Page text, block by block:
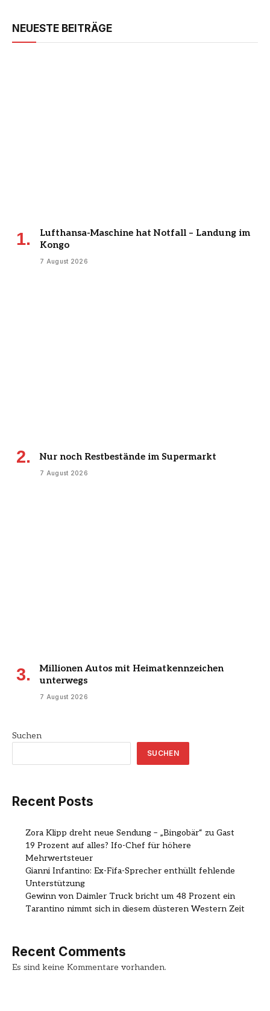
NEUESTE BEITRÄGE
Lufthansa-Maschine hat Notfall – Landung im
Kongo
7 August 2026
Nur noch Restbestände im Supermarkt
7 August 2026
Millionen Autos mit Heimatkennzeichen
unterwegs
7 August 2026
Suchen
SUCHEN
Recent Posts
Zora Klipp dreht neue Sendung – „Bingobär“ zu Gast
19 Prozent auf alles? Ifo-Chef für höhere
Mehrwertsteuer
Gianni Infantino: Ex-Fifa-Sprecher enthüllt fehlende
Unterstützung
Gewinn von Daimler Truck bricht um 48 Prozent ein
Tarantino nimmt sich in diesem düsteren Western Zeit
Recent Comments
Es sind keine Kommentare vorhanden.